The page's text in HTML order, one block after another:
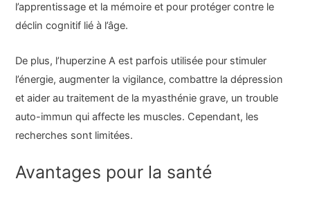
l’apprentissage et la mémoire et pour protéger contre le
déclin cognitif lié à l’âge.
De plus, l’huperzine A est parfois utilisée pour stimuler
l’énergie, augmenter la vigilance, combattre la dépression
et aider au traitement de la myasthénie grave, un trouble
auto-immun qui affecte les muscles. Cependant, les
recherches sont limitées.
Avantages pour la santé